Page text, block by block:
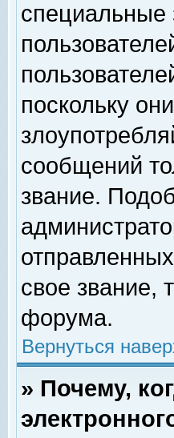
специальные
поскольку
сообщений
звание.
свое звание,
форума.
Вернуться
» Почему,